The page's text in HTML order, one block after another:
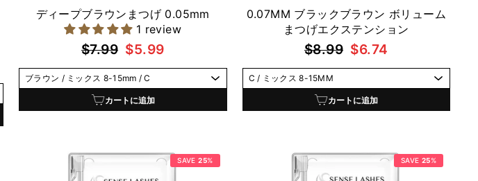
ディープブラウンまつげ 0.05mm
1 review
通
常
価
格
$7.99 セ
ー
ル
価
$5.99
カートに追加
0.07MM ブラックブラウン ボリューム
まつげエクステンション
通
常
価
格
$8.99 セ
ー
ル
価
$6.74
カートに追加
SAVE25% SAVE 25%